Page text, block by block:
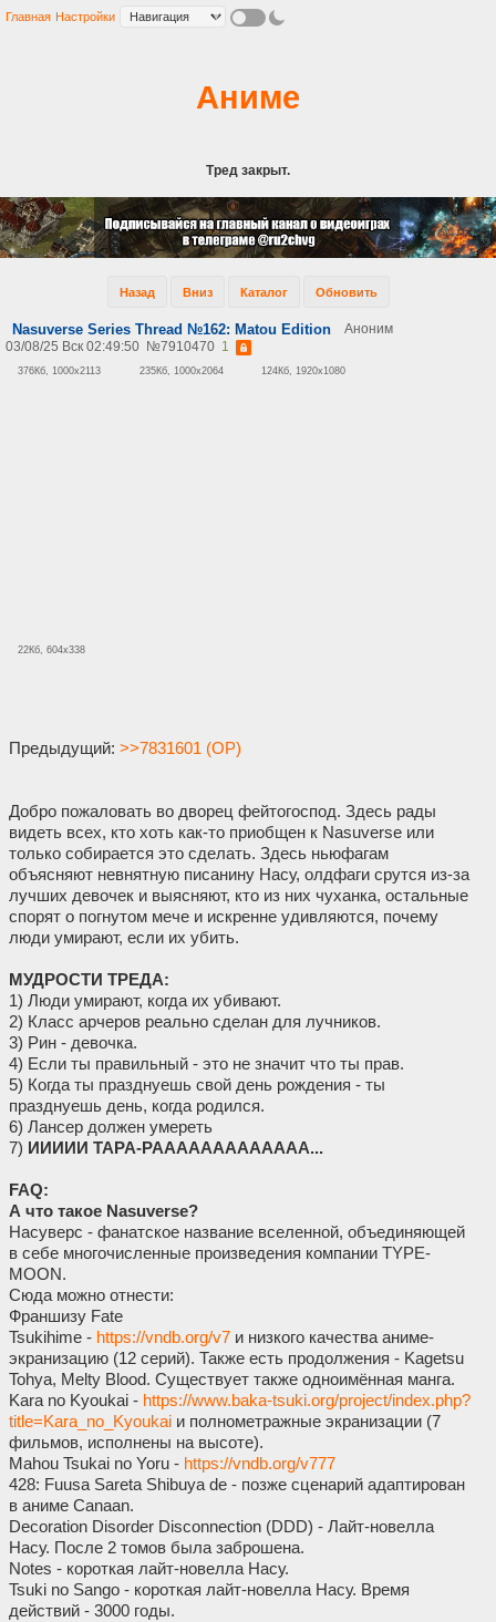
Главная Настройки
Аниме
Тред закрыт.
Назад Вниз Каталог Обновить
Nasuverse Series Thread №162: Matou Edition
Аноним
03/08/25 Вск 02:49:50 №7910470 1
376Кб, 1000x2113 235Кб, 1000x2064 124Кб, 1920x1080
22Кб, 604x338
Предыдущий: >>7831601 (OP)
Добро пожаловать во дворец фейтогоспод. Здесь рады
видеть всех, кто хоть как-то приобщен к Nasuverse или
только собирается это сделать. Здесь ньюфагам
объясняют невнятную писанину Насу, олдфаги срутся из-за
лучших девочек и выясняют, кто из них чуханка, остальные
спорят о погнутом мече и искренне удивляются, почему
люди умирают, если их убить.
МУДРОСТИ ТРЕДА:
1) Люди умирают, когда их убивают.
2) Класс арчеров реально сделан для лучников.
3) Рин - девочка.
4) Если ты правильный - это не значит что ты прав.
5) Когда ты празднуешь свой день рождения - ты
празднуешь день, когда родился.
6) Лансер должен умереть
7) ИИИИИ ТАРА-РААААААААААААА...
FAQ:
А что такое Nasuverse?
Насуверс - фанатское название вселенной, объединяющей
в себе многочисленные произведения компании TYPE-
MOON.
Сюда можно отнести:
Франшизу Fate
Tsukihime - https://vndb.org/v7 и низкого качества аниме-
экранизацию (12 серий). Также есть продолжения - Kagetsu
Tohya, Melty Blood. Существует также одноимённая манга.
Kara no Kyoukai - https://www.baka-tsuki.org/project/index.php?
title=Kara_no_Kyoukai и полнометражные экранизации (7
фильмов, исполнены на высоте).
Mahou Tsukai no Yoru - https://vndb.org/v777
428: Fuusa Sareta Shibuya de - позже сценарий адаптирован
в аниме Canaan.
Decoration Disorder Disconnection (DDD) - Лайт-новелла
Насу. После 2 томов была заброшена.
Notes - короткая лайт-новелла Насу.
Tsuki no Sango - короткая лайт-новелла Насу. Время
действий - 3000 годы.